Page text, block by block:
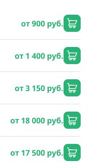
от 900 руб.
от 1 400 руб.
от 3 150 руб.
от 18 000 руб.
от 17 500 руб.